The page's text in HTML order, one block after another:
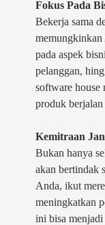
Fokus Pada
Bekerja sama
pada aspek
pelanggan,
software house
produk
Kemitraan
Bukan hanya
akan bertindak
Anda, ikut
meningkatkan
ini bisa menjadi